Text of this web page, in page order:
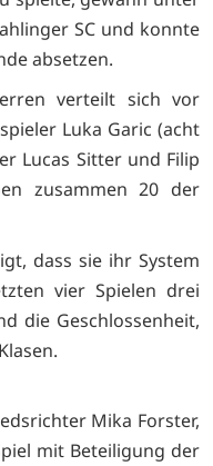
SC und konnte
absetzen.
verteilt sich vor
Luka Garic (acht
Lucas Sitter und Filip
zusammen 20 der
dass sie ihr System
vier Spielen drei
die Geschlossenheit,
Mika Forster,
mit Beteiligung der